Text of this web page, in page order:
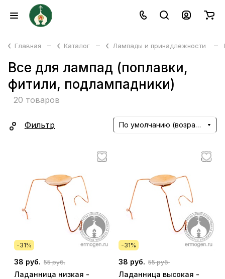
Главная – Каталог – Лампады и принадлежности –
Все для лампад (поплавки,
фитили, подлампадники)
20 товаров
Фильтр По умолчанию (возрастание)
-31%
38 руб. 55 руб.
Ладанница низкая -
-31%
38 руб. 55 руб.
Ладанница высокая -